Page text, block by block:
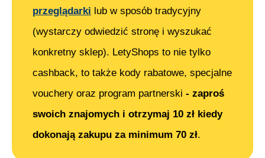
przeglądarki lub w sposób tradycyjny
(wystarczy odwiedzić stronę i wyszukać
konkretny sklep). LetyShops to nie tylko
cashback, to także kody rabatowe, specjalne
vouchery oraz program partnerski - zaproś
swoich znajomych i otrzymaj 10 zł kiedy
dokonają zakupu za minimum 70 zł.